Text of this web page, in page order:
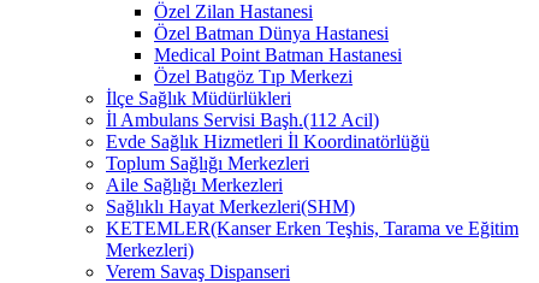
Özel Zilan Hastanesi
Özel Batman Dünya Hastanesi
Medical Point Batman Hastanesi
Özel Batıgöz Tıp Merkezi
İlçe Sağlık Müdürlükleri
İl Ambulans Servisi Başh.(112 Acil)
Evde Sağlık Hizmetleri İl Koordinatörlüğü
Toplum Sağlığı Merkezleri
Aile Sağlığı Merkezleri
Sağlıklı Hayat Merkezleri(SHM)
KETEMLER(Kanser Erken Teşhis, Tarama ve Eğitim
Merkezleri)
Verem Savaş Dispanseri